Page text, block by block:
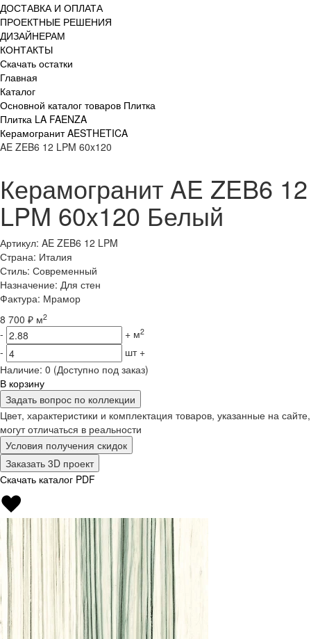
ДОСТАВКА И ОПЛАТА
ПРОЕКТНЫЕ РЕШЕНИЯ
ДИЗАЙНЕРАМ
КОНТАКТЫ
Скачать остатки
Главная
Каталог
Основной каталог товаров Плитка
Плитка LA FAENZA
Керамогранит AESTHETICA
AE ZEB6 12 LPM 60x120
Керамогранит AE ZEB6 12
LPM 60x120 Белый
Артикул: AE ZEB6 12 LPM
Страна: Италия
Стиль: Современный
Назначение: Для стен
Фактура: Мрамор
8 700 ₽ м2
- + м2
- шт +
Наличие: 0 (Доступно под заказ)
В корзину
Задать вопрос по коллекции
Цвет, характеристики и комплектация товаров, указанные на сайте,
могут отличаться в реальности
Условия получения скидок
Заказать 3D проект
Скачать каталог PDF